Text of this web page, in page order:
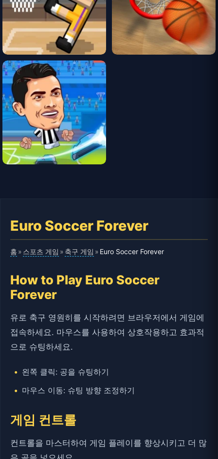
Euro Soccer Forever
홈 » 스포츠 게임 » 축구 게임 » Euro Soccer Forever
How to Play Euro Soccer
Forever
유로 축구 영원히를 시작하려면 브라우저에서 게임에
접속하세요. 마우스를 사용하여 상호작용하고 효과적
으로 슈팅하세요.
왼쪽 클릭: 공을 슈팅하기
마우스 이동: 슈팅 방향 조정하기
게임 컨트롤
컨트롤을 마스터하여 게임 플레이를 향상시키고 더 많